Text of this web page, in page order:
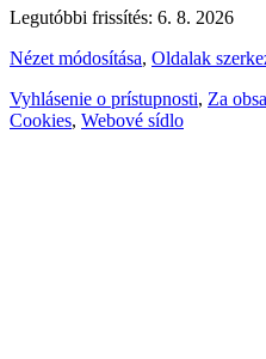
Legutóbbi frissítés: 6. 8. 2026
Nézet módosítása, Oldalak
Vyhlásenie o prístupnosti, Za
Cookies, Webové sídlo